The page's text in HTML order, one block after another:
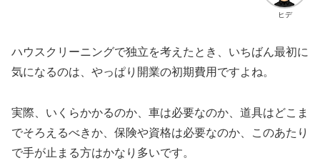
ヒデ
ハウスクリーニングで独立を考えたとき、いちばん最初に
気になるのは、やっぱり開業の初期費用ですよね。
実際、いくらかかるのか、車は必要なのか、道具はどこま
でそろえるべきか、保険や資格は必要なのか、このあたり
で手が止まる方はかなり多いです。